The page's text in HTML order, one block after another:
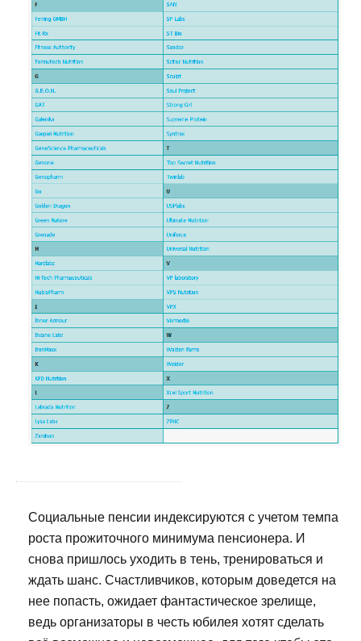
Социальные пенсии индексируются с учетом темпа
роста прожиточного минимума пенсионера. И
снова пришлось уходить в тень, тренироваться и
ждать шанс. Счастливчиков, которым доведется на
нее попасть, ожидает фантастическое зрелище,
ведь организаторы в честь юбилея хотят сделать